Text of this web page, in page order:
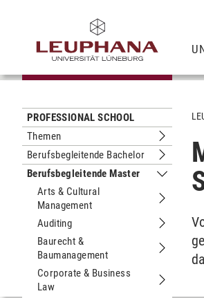
PROFESSIONAL SCHOOL
Themen
Berufsbegleitende Bachelor
Berufsbegleitende Master
Arts & Cultural
Management
Auditing
Baurecht &
Baumanagement
Corporate & Business
Law